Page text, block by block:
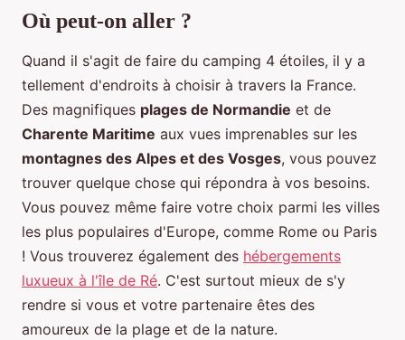
Où peut-on aller ?
Quand il s'agit de faire du camping 4 étoiles, il y a
tellement d'endroits à choisir à travers la France.
Des magnifiques plages de Normandie et de
Charente Maritime aux vues imprenables sur les
montagnes des Alpes et des Vosges, vous pouvez
trouver quelque chose qui répondra à vos besoins.
Vous pouvez même faire votre choix parmi les villes
les plus populaires d'Europe, comme Rome ou Paris
! Vous trouverez également des hébergements
luxueux à l'île de Ré. C'est surtout mieux de s'y
rendre si vous et votre partenaire êtes des
amoureux de la plage et de la nature.